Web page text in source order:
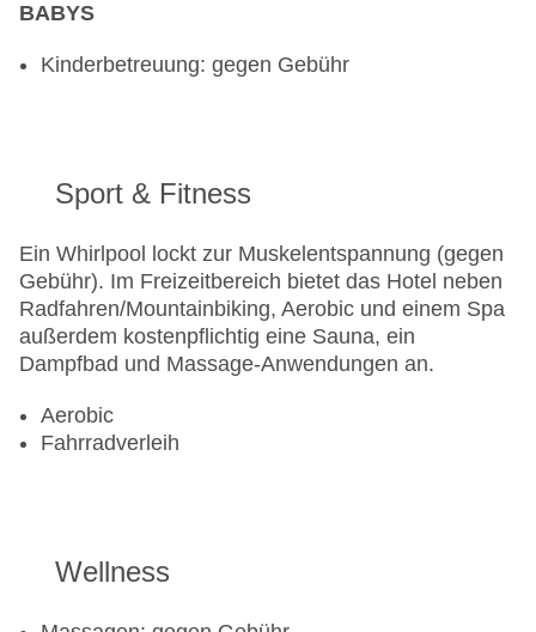
BABYS
Kinderbetreuung: gegen Gebühr
Sport & Fitness
Ein Whirlpool lockt zur Muskelentspannung (gegen
Gebühr). Im Freizeitbereich bietet das Hotel neben
Radfahren/Mountainbiking, Aerobic und einem Spa
außerdem kostenpflichtig eine Sauna, ein
Dampfbad und Massage-Anwendungen an.
Aerobic
Fahrradverleih
Wellness